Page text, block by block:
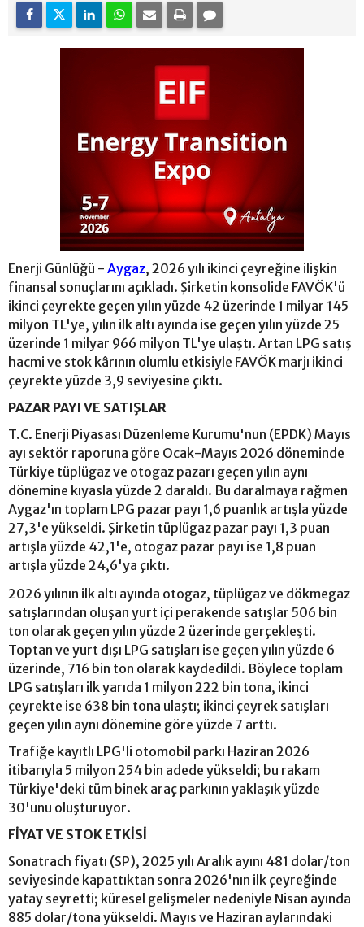
Enerji Günlüğü - Aygaz, 2026 yılı ikinci çeyreğine ilişkin
finansal sonuçlarını açıkladı. Şirketin konsolide FAVÖK'ü
ikinci çeyrekte geçen yılın yüzde 42 üzerinde 1 milyar 145
milyon TL'ye, yılın ilk altı ayında ise geçen yılın yüzde 25
üzerinde 1 milyar 966 milyon TL'ye ulaştı. Artan LPG satış
hacmi ve stok kârının olumlu etkisiyle FAVÖK marjı ikinci
çeyrekte yüzde 3,9 seviyesine çıktı.
PAZAR PAYI VE SATIŞLAR
T.C. Enerji Piyasası Düzenleme Kurumu'nun (EPDK) Mayıs
ayı sektör raporuna göre Ocak-Mayıs 2026 döneminde
Türkiye tüplügaz ve otogaz pazarı geçen yılın aynı
dönemine kıyasla yüzde 2 daraldı. Bu daralmaya rağmen
Aygaz'ın toplam LPG pazar payı 1,6 puanlık artışla yüzde
27,3'e yükseldi. Şirketin tüplügaz pazar payı 1,3 puan
artışla yüzde 42,1'e, otogaz pazar payı ise 1,8 puan
artışla yüzde 24,6'ya çıktı.
2026 yılının ilk altı ayında otogaz, tüplügaz ve dökmegaz
satışlarından oluşan yurt içi perakende satışlar 506 bin
ton olarak geçen yılın yüzde 2 üzerinde gerçekleşti.
Toptan ve yurt dışı LPG satışları ise geçen yılın yüzde 6
üzerinde, 716 bin ton olarak kaydedildi. Böylece toplam
LPG satışları ilk yarıda 1 milyon 222 bin tona, ikinci
çeyrekte ise 638 bin tona ulaştı; ikinci çeyrek satışları
geçen yılın aynı dönemine göre yüzde 7 arttı.
Trafiğe kayıtlı LPG'li otomobil parkı Haziran 2026
itibarıyla 5 milyon 254 bin adede yükseldi; bu rakam
Türkiye'deki tüm binek araç parkının yaklaşık yüzde
30'unu oluşturuyor.
FİYAT VE STOK ETKİSİ
Sonatrach fiyatı (SP), 2025 yılı Aralık ayını 481 dolar/ton
seviyesinde kapattıktan sonra 2026'nın ilk çeyreğinde
yatay seyretti; küresel gelişmeler nedeniyle Nisan ayında
885 dolar/tona yükseldi. Mayıs ve Haziran aylarındaki